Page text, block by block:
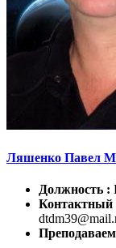
Ляшенко Павел
Должность :
Контактный